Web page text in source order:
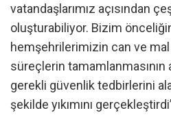
vatandaşlarımız açısından
oluşturabiliyor. Bizim
hemşehrilerimizin can ve
süreçlerin tamamlanmasının
gerekli güvenlik tedbirlerini
şekilde yıkımını